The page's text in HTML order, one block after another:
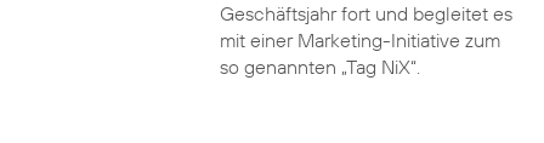
Geschäftsjahr fort und begleitet es
mit einer Marketing-Initiative zum
so genannten „Tag NiX“.